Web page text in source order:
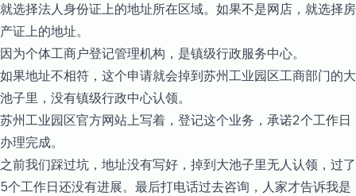
就选择法人身份证上的地址所在区域。如果不是网店，就选择房
产证上的地址。
因为个体工商户登记管理机构，是镇级行政服务中心。
如果地址不相符，这个申请就会掉到苏州工业园区工商部门的大
池子里，没有镇级行政中心认领。
苏州工业园区官方网站上写着，登记这个业务，承诺2个工作日
办理完成。
之前我们踩过坑，地址没有写好，掉到大池子里无人认领，过了
5个工作日还没有进展。最后打电话过去咨询，人家才告诉我是